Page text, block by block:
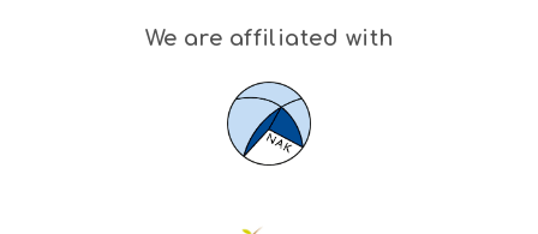
We are affiliated with